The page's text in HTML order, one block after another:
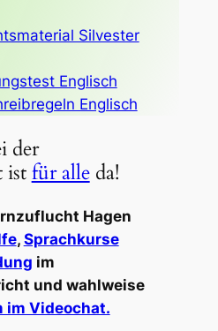
Silvester
Englisch
Englisch
der
istfür alleda!
Hagen
, Sprachkurse
im
und wahlweise
im Videochat.